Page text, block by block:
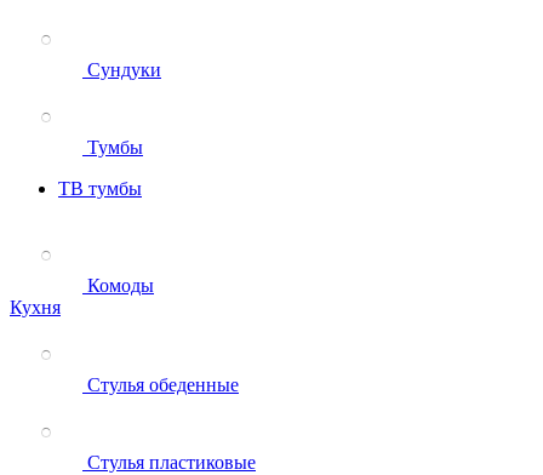
Сундуки
Тумбы
ТВ тумбы
Комоды
Кухня
Стулья обеденные
Стулья пластиковые